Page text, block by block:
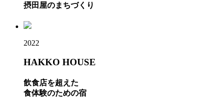
摂田屋のまちづくり
2022
HAKKO HOUSE
飲食店を超えた
食体験のための宿